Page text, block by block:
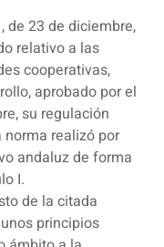
de 23 de diciembre,
relativo a las
cooperativas,
aprobado por el
su regulación
realizó por
andaluz de forma
I.
de la citada
principios